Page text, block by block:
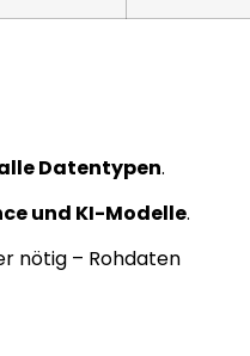
Datentypen.
und KI-Modelle.
nötig – Rohdaten